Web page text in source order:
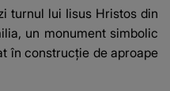
turnul lui Iisus Hristos din
un monument simbolic
în construcție de aproape